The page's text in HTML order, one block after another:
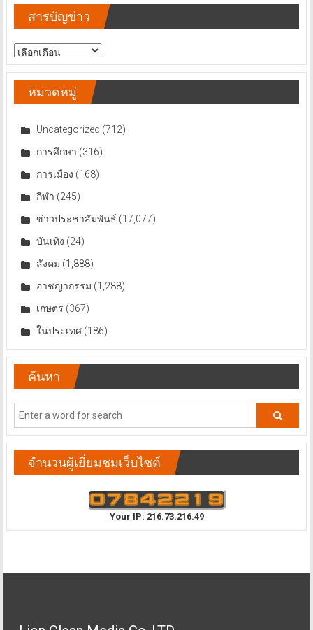
สารบัญข่าว
สารบัญ
ข่าว
หมวดหมู่
Uncategorized (712)
การศึกษา (316)
การเมือง (168)
กีฬา (245)
ข่าวประชาสัมพันธ์ (17,077)
บันเทิง (24)
สังคม (1,888)
อาชญากรรม (1,288)
เกษตร (367)
ในประเทศ(186)
ค้นหา
จำนวนผู้เยี่ยมชมเว็บไซต์
Your IP: 216.73.216.49